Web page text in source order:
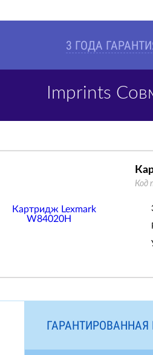
3 ГОДА
Imprints
Код
ГАРАНТИРОВАННАЯ